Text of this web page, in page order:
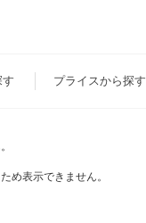
プライスから探す
め表示できません。